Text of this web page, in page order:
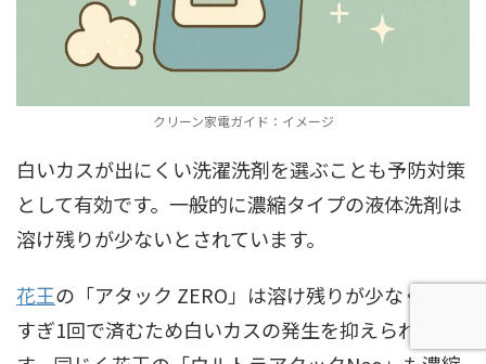
クリーン家電ガイド：イメージ
白いカスが出にくい洗濯洗剤を選ぶことも予防対策
として有効です。一般的に濃縮タイプの液体洗剤は
溶け残りが少ないとされています。
花王の「アタック ZERO」は溶け残りが少なく、す
すぎ1回で済むため白いカスの発生を抑えられま